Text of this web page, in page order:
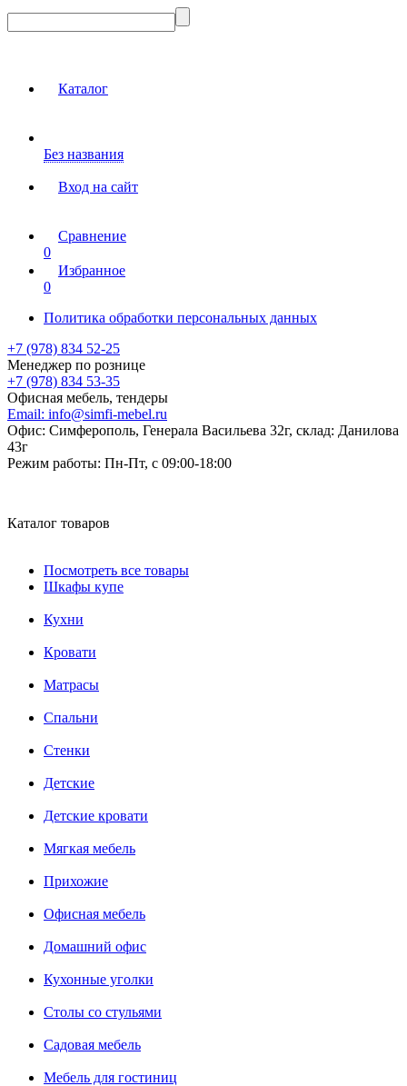
Каталог
Без названия
Вход на сайт
Сравнение
0
Избранное
0
Политика обработки персональных данных
+7 (978) 834 52-25
Менеджер по рознице
+7 (978) 834 53-35
Офисная мебель, тендеры
Email: info@simfi-mebel.ru
Офис: Симферополь, Генерала Васильева 32г, склад: Данилова
43г
Режим работы: Пн-Пт, с 09:00-18:00
Каталог товаров
Посмотреть все товары
Шкафы купе
Кухни
Кровати
Матрасы
Cпальни
Стенки
Детские
Детские кровати
Мягкая мебель
Прихожие
Офисная мебель
Домашний офис
Кухонные уголки
Столы со стульями
Садовая мебель
Мебель для гостиниц